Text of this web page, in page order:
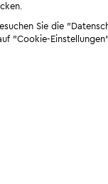
Sie die
"Cookie-